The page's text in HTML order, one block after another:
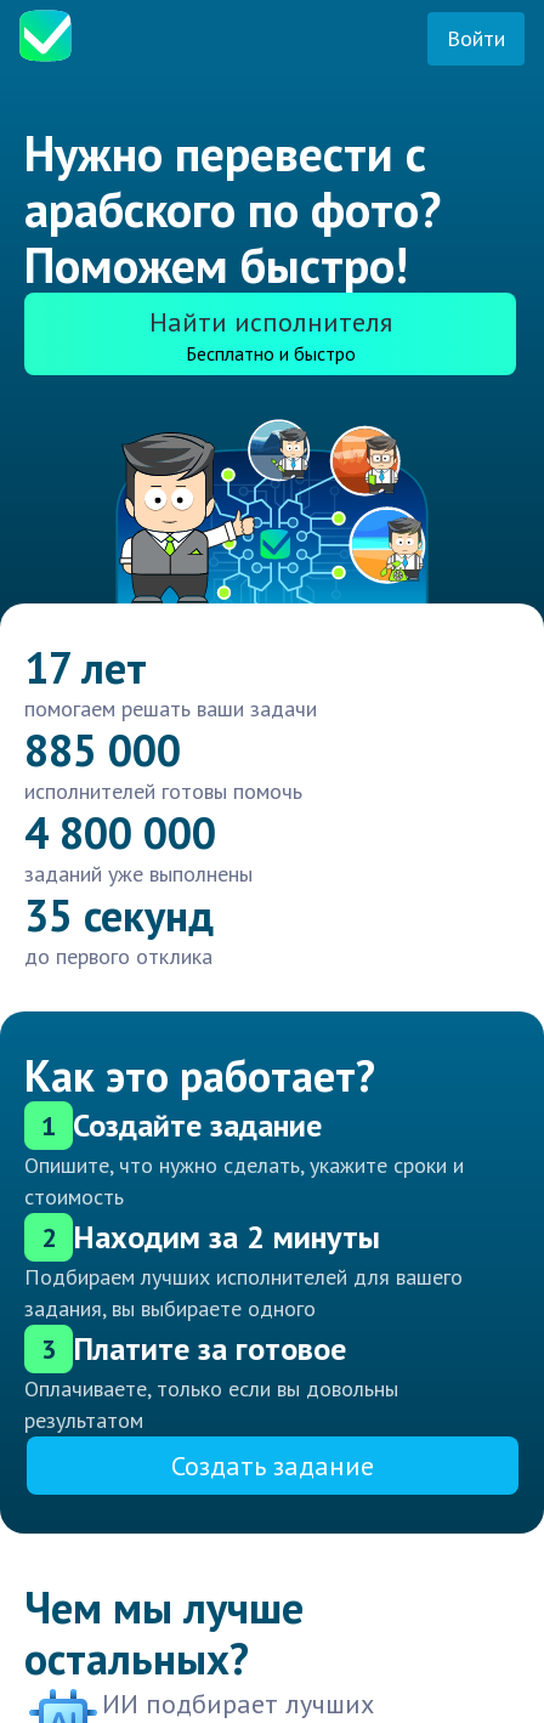
Войти
Нужно перевести с
арабского по фото?
Поможем быстро!
Найти исполнителя
Бесплатно и быстро
17 лет
помогаем решать ваши задачи
885 000
исполнителей готовы помочь
4 800 000
заданий уже выполнены
35 секунд
до первого отклика
Как это работает?
1 Создайте задание
Опишите, что нужно сделать, укажите сроки и
стоимость
2 Находим за 2 минуты
Подбираем лучших исполнителей для вашего
задания, вы выбираете одного
3 Платите за готовое
Оплачиваете, только если вы довольны
результатом
Создать задание
Чем мы лучше
остальных?
ИИ подбирает лучших